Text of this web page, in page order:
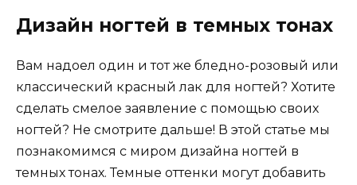
Дизайн ногтей в темных тонах
Вам надоел один и тот же бледно-розовый или
классический красный лак для ногтей? Хотите
сделать смелое заявление с помощью своих
ногтей? Не смотрите дальше! В этой статье мы
познакомимся с миром дизайна ногтей в
темных тонах. Темные оттенки могут добавить